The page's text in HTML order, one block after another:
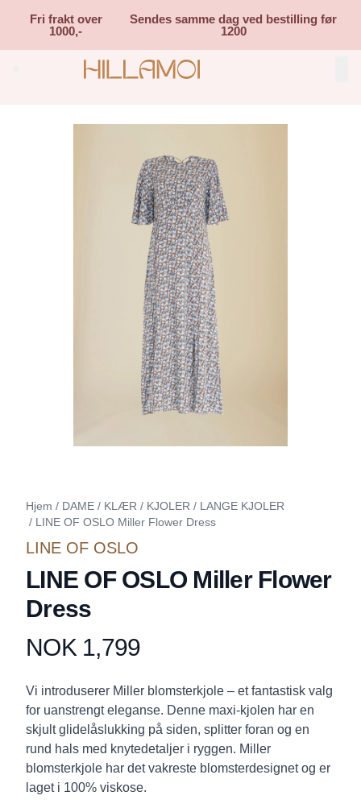
Fri frakt over
1000,-
Sendes samme dag ved bestilling før
1200
Search (⌘K)
Hjem / DAME / KLÆR / KJOLER / LANGE KJOLER
/ LINE OF OSLO Miller Flower Dress
LINE OF OSLO
LINE OF OSLO Miller Flower
Dress
Produktdetaljer
NOK 1,799
Description
Vi introduserer Miller blomsterkjole – et fantastisk valg
for uanstrengt eleganse. Denne maxi-kjolen har en
skjult glidelåslukking på siden, splitter foran og en
rund hals med knytedetaljer i ryggen. Miller
blomsterkjole har det vakreste blomsterdesignet og er
laget i 100% viskose.